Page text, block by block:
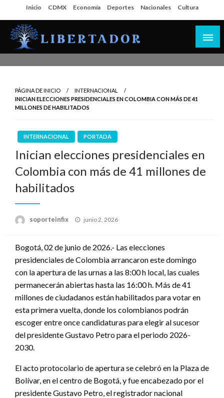
al
contenido
Inicio CDMX Economía Deportes Nacionales Cultura
PÁGINA DE INICIO
INTERNACIONAL
INICIAN ELECCIONES PRESIDENCIALES EN COLOMBIA CON MÁS DE 41
MILLONES DE HABILITADOS
INTERNACIONAL PORTADA
Inician elecciones presidenciales en
Colombia con más de 41 millones de
habilitados
soporteinfix
Publicado
junio 2, 2026
Bogotá, 02 de junio de 2026.- Las elecciones
presidenciales de Colombia arrancaron este domingo
con la apertura de las urnas a las 8:00 h local, las cuales
permanecerán abiertas hasta las 16:00 h. Más de 41
millones de ciudadanos están habilitados para votar en
esta primera vuelta, donde los colombianos podrán
escoger entre once candidaturas para elegir al sucesor
del presidente Gustavo Petro para el periodo 2026-
2030.
El acto protocolario de apertura se celebró en la Plaza de
Bolívar, en el centro de Bogotá, y fue encabezado por el
presidente Gustavo Petro, el registrador nacional